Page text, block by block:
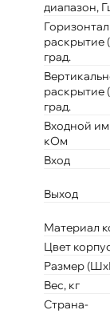
диапазон,
раскрытие
град.
раскрытие
град.
Входной
кОм
Вход
Выход
Материал
Цвет
Размер
Вес, кг
Страна-